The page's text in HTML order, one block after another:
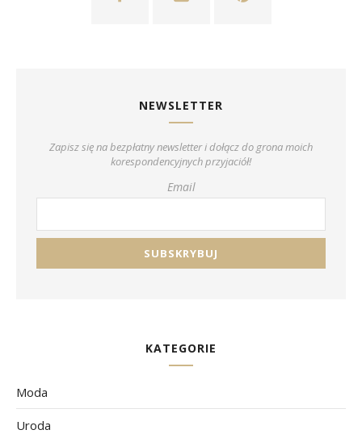
NEWSLETTER
Zapisz się na bezpłatny newsletter i dołącz do grona moich
korespondencyjnych przyjaciół!
Email
KATEGORIE
Moda
Uroda